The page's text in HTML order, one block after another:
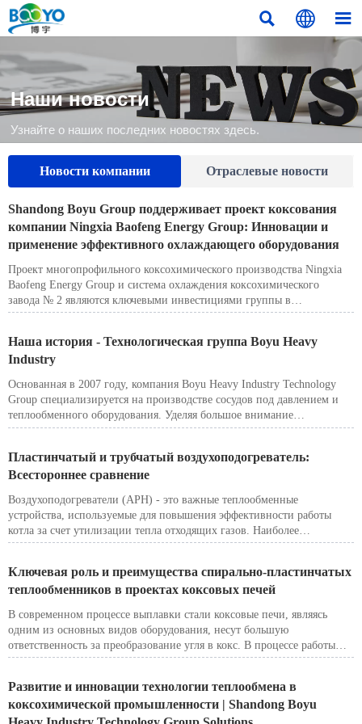
  
Наши новости
Узнайте о наших последних новостях здесь.
Новости компании Отраслевые новости
Shandong Boyu Group поддерживает проект коксования
компании Ningxia Baofeng Energy Group: Инновации и
применение эффективного охлаждающего оборудования
Проект многопрофильного коксохимического производства Ningxia
Baofeng Energy Group и система охлаждения коксохимического
завода № 2 являются ключевыми инвестициями группы в
энергетический сектор. Shandong Boyu Group, как основной партнер,
важного холодильного оборудования.
Наша история - Технологическая группа Boyu Heavy
Industry
Основанная в 2007 году, компания Boyu Heavy Industry Technology
Group специализируется на производстве сосудов под давлением и
теплообменного оборудования. Уделяя большое внимание
инновациям, мы начали с усовершенствования спиральных
внутренние утечки и повреждения. За годы работы наша
приверженность качеству и инновациям позволила нам занять
Пластинчатый и трубчатый воздухоподогреватель:
Всестороннее сравнение
Воздухоподогреватели (APH) - это важные теплообменные
устройства, используемые для повышения эффективности работы
котла за счет утилизации тепла отходящих газов. Наиболее
распространены два типа: пластинчатые (PAH) и трубчатые (TAH)
основной цели, они различаются по конструкции,
производительности и возможности применения. В этой статье
применение, что поможет вам выбрать правильное решение для
ваших нужд.
Ключевая роль и преимущества спирально-пластинчатых
теплообменников в проектах коксовых печей
В современном процессе выплавки стали коксовые печи, являясь
одним из основных видов оборудования, несут большую
ответственность за преобразование угля в кокс. В процессе работы
коксовой печи образуется большое количество высокотемпературных
эффективно утилизированы, это приведет не только к потере
большого количества энергии, но и к серьезному загрязнению
Развитие и инновации технологии теплообмена в
коксохимической промышленности | Shandong Boyu